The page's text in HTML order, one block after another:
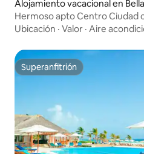
Alojamiento vacacional en
Hermoso apto
Ubicación · Valor · Aire
Superanfitrión
Superanfitrión